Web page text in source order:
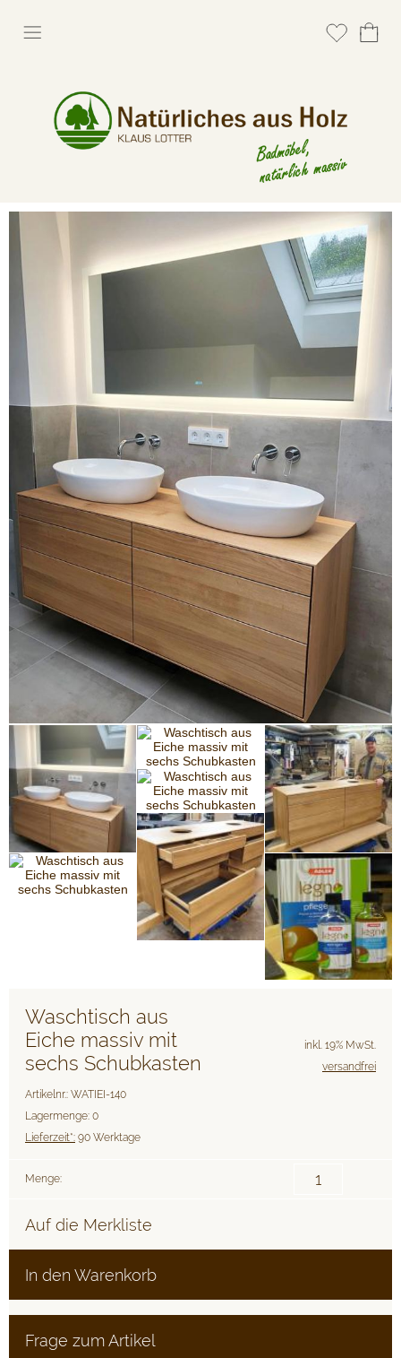
Waschtisch aus
Eiche massiv mit
sechs Schubkasten
Artikelnr.: WATIEI-140
Lagermenge: 0
Lieferzeit*: 90 Werktage
inkl. 19% MwSt.
versandfrei
Menge:
Auf die Merkliste
In den Warenkorb
Frage zum Artikel